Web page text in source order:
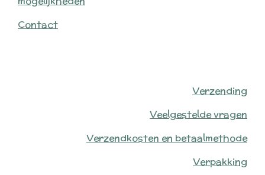
Contact
Verzending
Veelgestelde vragen
Verzendkosten en betaalmethode
Verpakking